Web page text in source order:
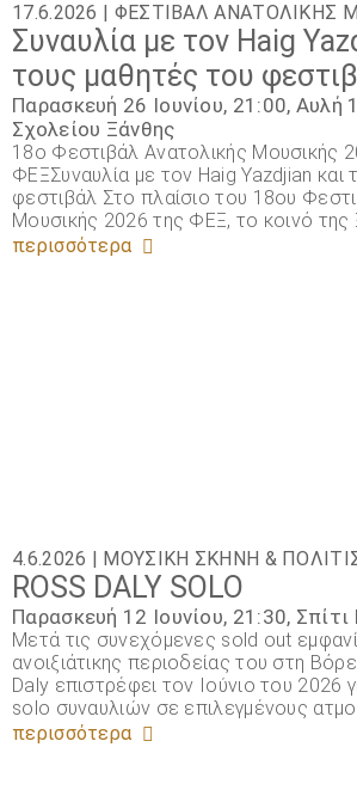
17.6.2026 | ΦΕΣΤΙΒΆΛ ΑΝΑΤΟΛΙΚΉΣ
Συναυλία με τον Haig
τους μαθητές του
Παρασκευή 26 Ιουνίου, 21:00, Αυλή
Σχολείου Ξάνθης
18ο Φεστιβάλ Ανατολικής Μουσικής
ΦΕΞΣυναυλία με τον Haig Yazdjian και
φεστιβάλ Στο πλαίσιο του 18ου
Μουσικής 2026 της ΦΕΞ, το κοινό της
περισσότερα
4.6.2026 | ΜΟΥΣΙΚΉ ΣΚΗΝΉ &
ROSS DALY SOLO
Παρασκευή 12 Ιουνίου, 21:30,
Μετά τις συνεχόμενες sold out
ανοιξιάτικης περιοδείας του στη
Daly επιστρέφει τον Ιούνιο του 2026
solo συναυλιών σε επιλεγμένους
περισσότερα